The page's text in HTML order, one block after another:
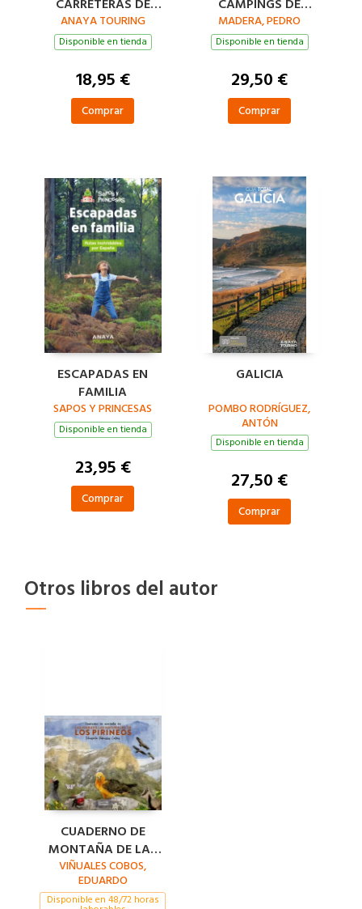
ESPAÑA Y
PORTUGAL
1:340.000, 2026
ANAYA TOURING
Disponible en tienda
18,95 €
Comprar
ESPAÑA
MADERA, PEDRO
Disponible en tienda
29,50 €
Comprar
ESCAPADAS EN
FAMILIA
SAPOS Y PRINCESAS
Disponible en tienda
23,95 €
Comprar
GALICIA
POMBO RODRÍGUEZ,
ANTÓN
Disponible en tienda
27,50 €
Comprar
Otros libros del autor
CUADERNO DE
MONTAÑA DE LAS
MARAVILLAS
NATURALES DE LOS
PIRINEOS
VIÑUALES COBOS,
EDUARDO
Disponible en 48/72 horas